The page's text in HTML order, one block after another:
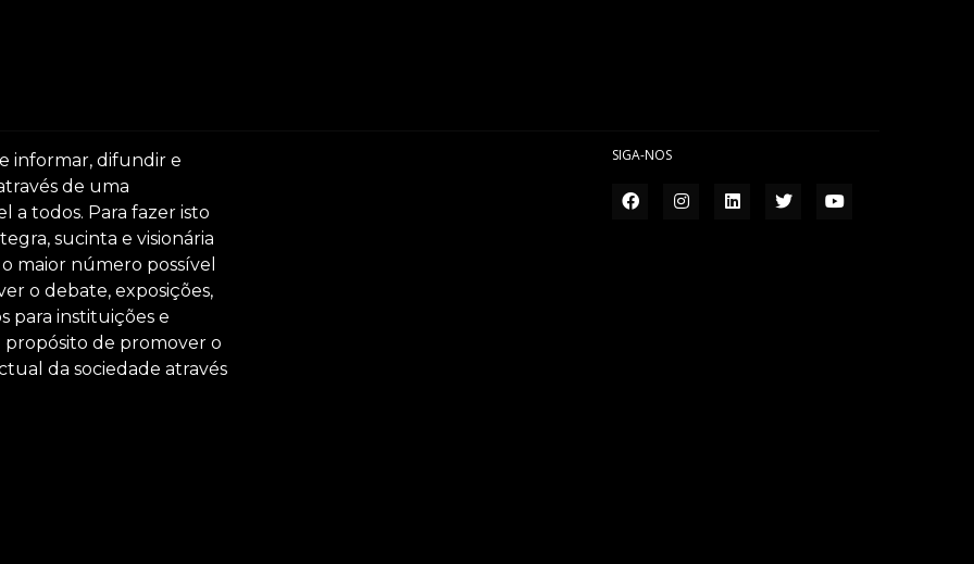
informar, difundir e
de uma
a todos. Para fazer isto
sucinta e visionária
maior número possível
o debate, exposições,
para instituições e
propósito de promover o
da sociedade através
SIGA-NOS